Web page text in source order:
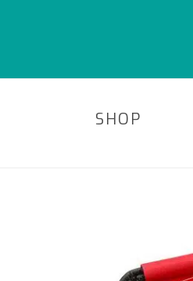
SHOP